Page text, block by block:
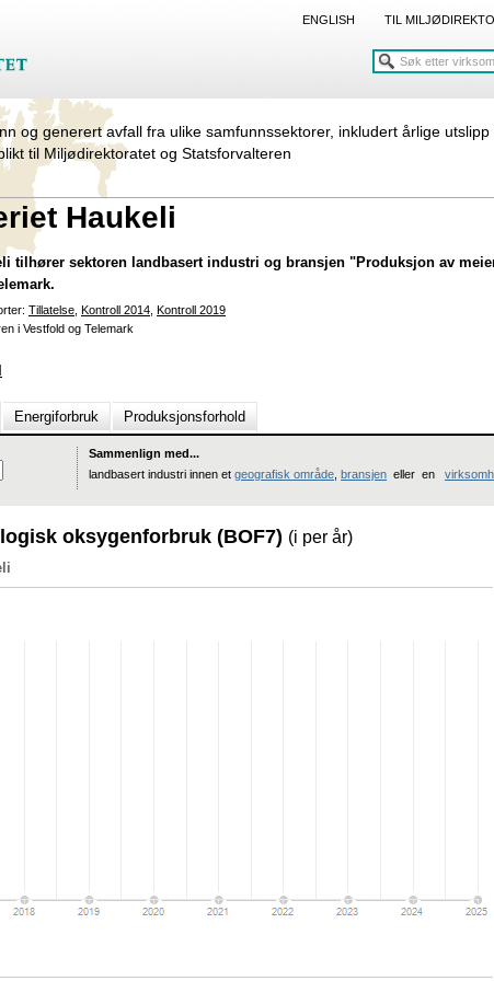
ENGLISH TIL
og generert avfall fra ulike samfunnssektorer, inkludert årlige
til Miljødirektoratet og Statsforvalteren
Haukeli
tilhører sektoren landbasert industri og bransjen "Produksjon av
Tillatelse Kontroll 2014 Kontroll 2019
i Vestfold og Telemark
Energiforbruk Produksjonsforhold
Sammenlign med...
landbasert industri innen et geografisk område bransjen eller en
oksygenforbruk (BOF7) (i per år)